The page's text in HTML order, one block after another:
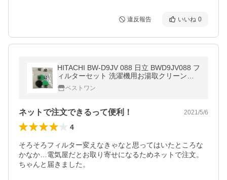
違反報告 いいね 0
HITACHI BW-D9JV 088 日立 BWD9JV088 フ
ィルターセット 洗濯機用お湯取クリーンフ
ィルター用 純正パーツ
ベストワン
ネットで注文できるって便利！ 2021/5/6
4
そろそろフィルター変えなきゃなと思ってはいたところな
かなか…電気屋だとお取り寄せになるためネットで注文。
ちゃんと届きました。